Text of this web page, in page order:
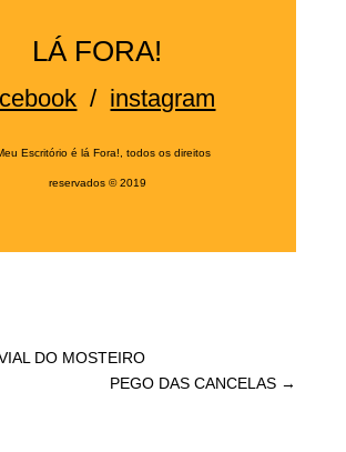
LÁ FORA!
/ instagram
Escritório é lá Fora!, todos os direitos
reservados ©2019
DO MOSTEIRO
PEGO DAS CANCELAS →